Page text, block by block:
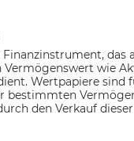
das
wie
Wertpapiere sind
bestimmten
den Verkauf